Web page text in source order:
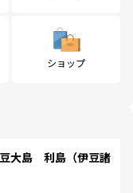
ショップ
大島 利島（伊豆諸